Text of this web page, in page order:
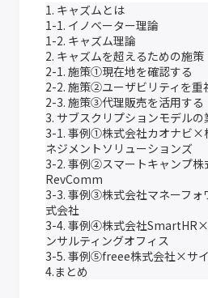
1. キャズムとは
1-1. イノベーター理論
1-2. キャズム理論
2. キャズムを超えるための施策
2-1. 施策①現在地を確認する
2-2. 施策②ユーザビリティを重
2-3. 施策③代理販売を活用する
3. サブスクリプションモデル
3-1. 事例①株式会社カオナビ×
ネジメントソリューションズ
3-2. 事例②スマートキャンプ
RevComm
3-3. 事例③株式会社マネーフ
式会社
3-4. 事例④株式会社SmartHR×
ンサルティングオフィス
3-5. 事例⑤freee株式会社×サ
4.まとめ